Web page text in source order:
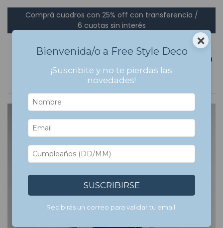
Comprá cuadros con 25% off con transferencia /
6 cuotas sin interés
×
Bienvenida/o a Free Style Deco
¡Suscribite y no te pierdas las
novedades!
SUSCRIBIRSE
Recibirás un correo para validar tu email.